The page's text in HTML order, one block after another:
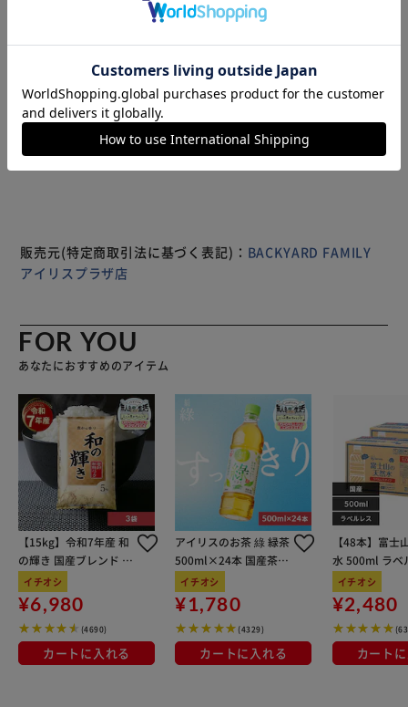
ールでワイルドな硬派モデル。 【あらゆるシーンで映える
デザイン】 普段のファッションにはもちろん、マリンリゾ
ート、アウトドアアクティビティーや日頃のフィットネスま
で、あらゆるシーンで映える。 【お洒落なだけじゃない
♪】 メタル素材のブリッジが、品よくまとまったデザイン
に仕上げ、どんなシーンにも馴染みやすい。ノーズ部分の微
調整も可能。 【目の健康を守りたい方に】 UVカット機能付
きレンズが、日射しとともに降り注ぐ紫外線をブロック！日
も、いつもと違うカラーで楽しんでもOK。 【商品配送につ
いて】 配送番号なしの配送になります。
※製品は予告なく仕様を変更する場合がございます。あらか
じめご了承ください。
販売元(特定商取引法に基づく表記)： BACKYARD FAMILY
アイリスプラザ店
FOR YOU
あなたにおすすめのアイテム
【15kg】令和7年産 和
の輝き 国産ブレンド 5
kg×3袋
イチオシ
¥6,980
(4690)
カートに入れる
アイリスのお茶 綠 緑茶
500ml×24本 国産茶葉
100％使用
イチオシ
¥1,780
(4329)
カートに入れる
【48本】富士
水 500ml ラベ
イチオシ
¥2,480
カート